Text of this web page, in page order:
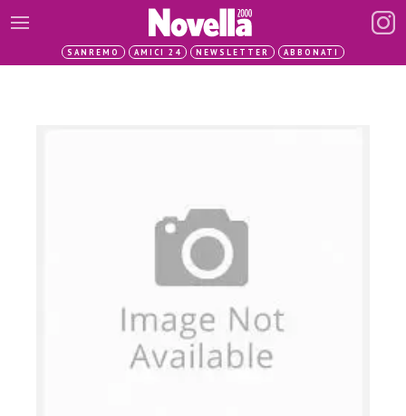
SANREMO AMICI 24 NEWSLETTER ABBONATI